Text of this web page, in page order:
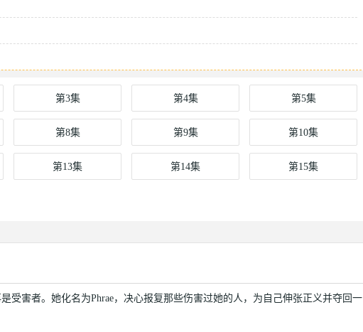
第3集 第4集 第5集
第8集 第9集 第10集
第13集 第14集 第15集
受害者。她化名为Phrae，决心报复那些伤害过她的人，为自己伸张正义并夺回一